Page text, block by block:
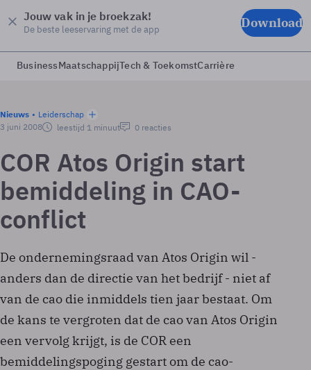
Jouw vak in je broekzak!
De beste leeservaring met de app Download
BusinessMaatschappijTech & ToekomstCarrière
Nieuws
Leiderschap
3 juni 2008
leestijd 1 minuut 0 reacties
COR Atos Origin start
bemiddeling in CAO-
conflict
De ondernemingsraad van Atos Origin wil -
anders dan de directie van het bedrijf - niet af
van de cao die inmiddels tien jaar bestaat. Om
de kans te vergroten dat de cao van Atos Origin
een vervolg krijgt, is de COR een
bemiddelingspoging gestart om de cao-